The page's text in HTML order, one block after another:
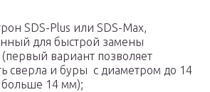
SDS-Plus или SDS-Max,
для быстрой замены
вариант позволяет
сверла и буры с диаметром до 14
14 мм);